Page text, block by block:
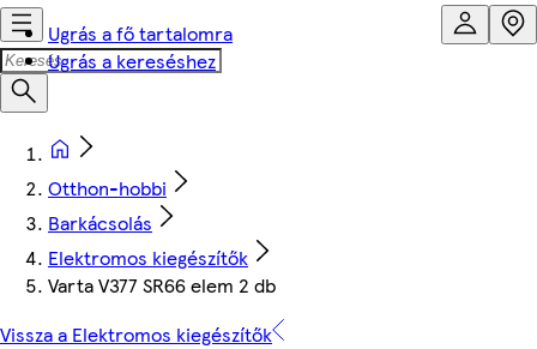
Ugrás a fő tartalomra
Ugrás a kereséshez
Otthon-hobbi
Barkácsolás
Elektromos kiegészítők
Varta V377 SR66 elem 2 db
Vissza a Elektromos kiegészítők